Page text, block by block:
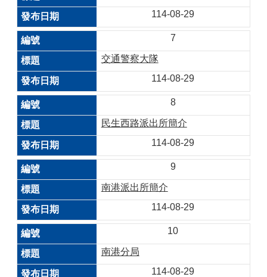
114-08-29
7
交通警察大隊
114-08-29
8
民生西路派出所簡介
114-08-29
9
南港派出所簡介
114-08-29
10
南港分局
114-08-29